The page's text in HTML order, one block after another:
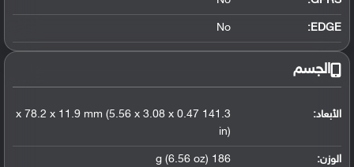
EDGE:
No
الجسم
الأبعاد:
141.3 x 78.2 x 11.9 mm (5.56 x 3.08 x 0.47
in)
الوزن: 186 g (6.56 oz)